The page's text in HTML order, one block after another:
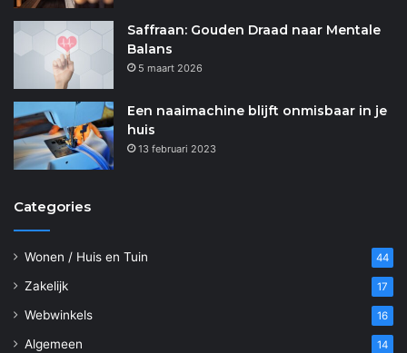
Saffraan: Gouden Draad naar Mentale
Balans
5 maart 2026
Een naaimachine blijft onmisbaar in je
huis
13 februari 2023
Categories
Wonen / Huis en Tuin 44
Zakelijk 17
Webwinkels 16
Algemeen 14